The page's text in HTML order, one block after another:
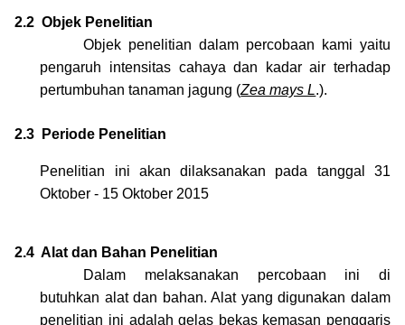
2.2 Objek Penelitian
Objek penelitian dalam percobaan kami yaitu
pengaruh intensitas cahaya dan kadar air terhadap
pertumbuhan tanaman jagung (Zea mays L.).
2.3 Periode Penelitian
Penelitian ini akan dilaksanakan pada tanggal 31
Oktober - 15 Oktober 2015
2.4 Alat dan Bahan Penelitian
Dalam melaksanakan percobaan ini di
butuhkan alat dan bahan. Alat yang digunakan dalam
penelitian ini adalah gelas bekas kemasan penggaris